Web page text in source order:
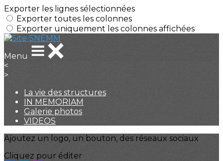
Exporter les lignes sélectionnées
Exporter toutes les colonnes
Exporter uniquement les colonnes affichées
Menu
<
>
La vie des structures
IN MEMORIAM
Galerie photos
VIDEOS
Ajoutez un logo, un bouton, des réseaux sociaux
Cliquez pour éditer